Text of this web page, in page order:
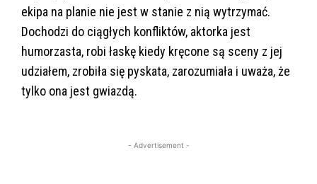
ekipa na planie nie jest w stanie z nią wytrzymać.
Dochodzi do ciągłych konfliktów, aktorka jest
humorzasta, robi łaskę kiedy kręcone są sceny z jej
udziałem, zrobiła się pyskata, zarozumiała i uważa, że
tylko ona jest gwiazdą.
- Advertisement -